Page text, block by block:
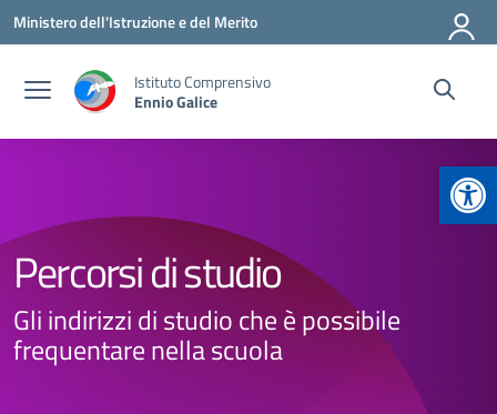
Vai ai contenuti
Vai al menu di navigazione
Vai al footer
Ministero dell'Istruzione e del Merito
Istituto Comprensivo
Ennio Galice
Percorsi di studio
Gli indirizzi di studio che è possibile
frequentare nella scuola